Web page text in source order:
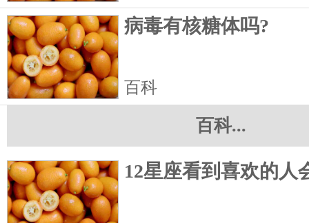
病毒有核糖体吗?
百科
百科...
12星座看到喜欢的人